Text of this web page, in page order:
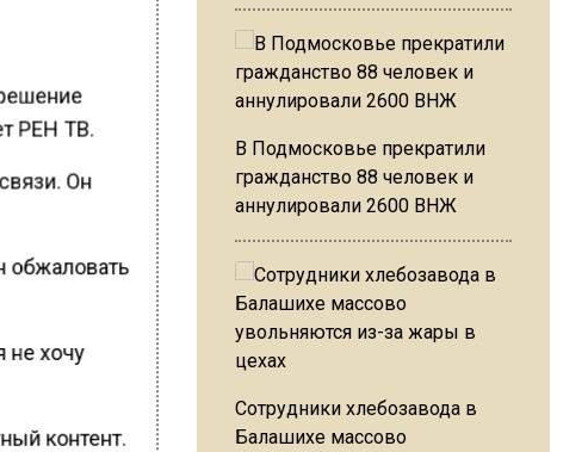
РЕН ТВ.
Он
обжаловать
не хочу
контент.
В Подмосковье прекратили
гражданство 88 человек и
аннулировали 2600 ВНЖ
Сотрудники хлебозавода в
Балашихе массово